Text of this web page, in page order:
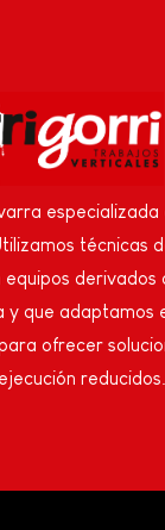
técnicas
equipos derivados
y que adaptamos
ofrecer
reducidos.